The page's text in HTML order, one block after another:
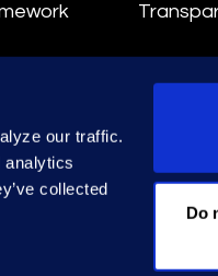
our traffic.
analytics
collected
Do